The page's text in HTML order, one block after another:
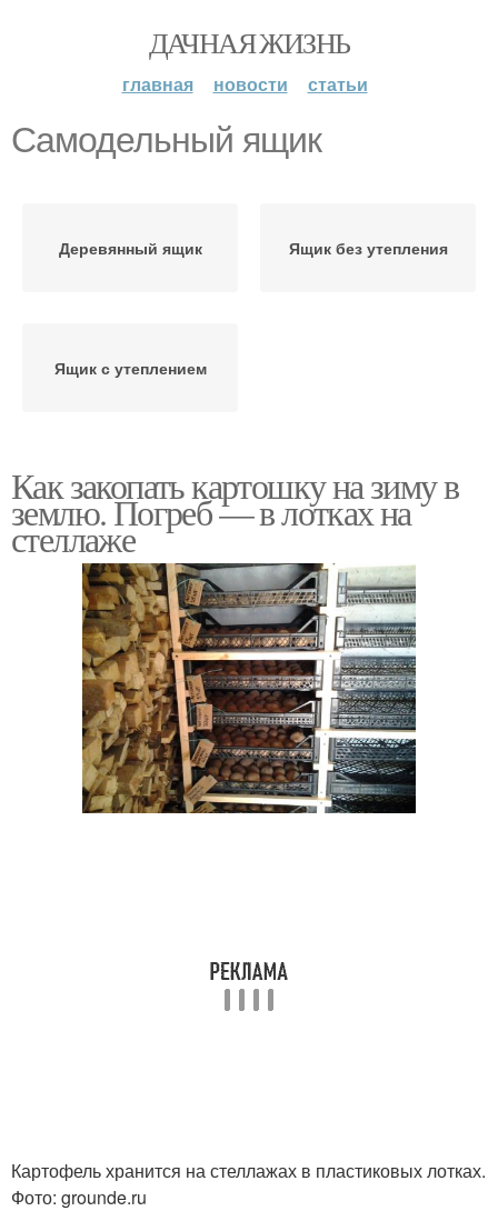
ДАЧНАЯ ЖИЗНЬ
главная новости статьи
Самодельный ящик
Деревянный ящик Ящик без утепления
Ящик с утеплением
Как закопать картошку на зиму в
землю. Погреб — в лотках на
стеллаже
Картофель хранится на стеллажах в пластиковых лотках.
Фото: grounde.ru